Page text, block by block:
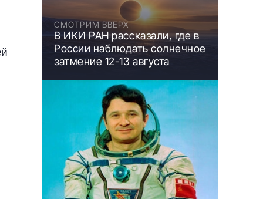
СМОТРИМ ВВЕРХ
В ИКИ РАН рассказали, где в
России наблюдать солнечное
затмение 12-13 августа